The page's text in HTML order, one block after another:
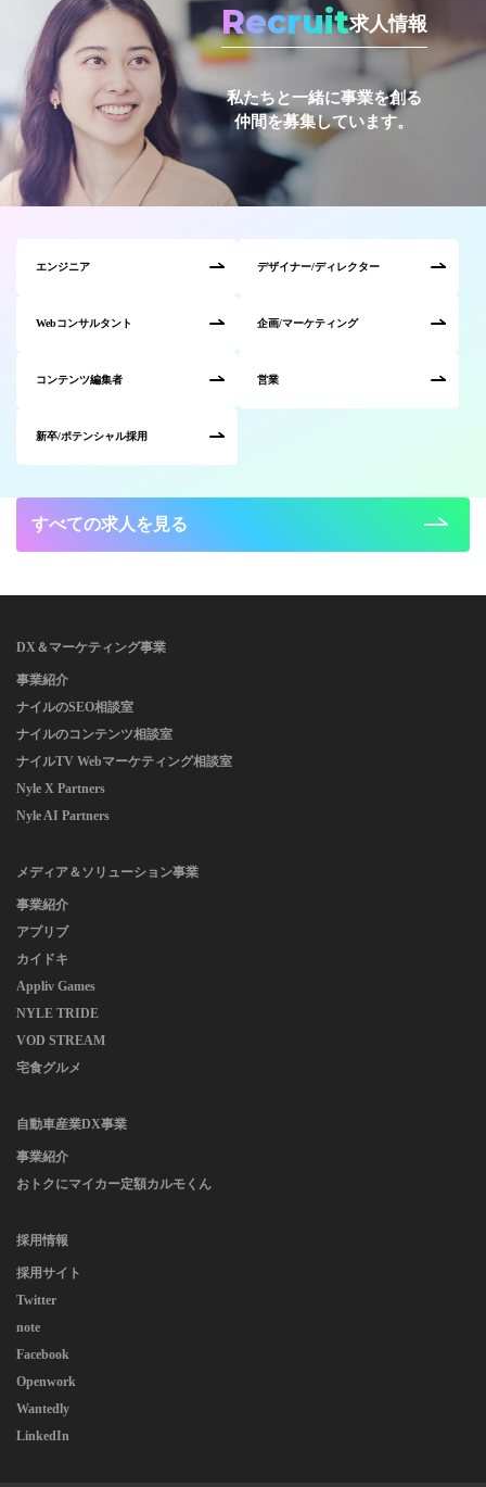
Recruit求人情報
私たちと一緒に事業を創る
仲間を募集しています。
エンジニア デザイナー/ディレクター
Webコンサルタント 企画/マーケティング
コンテンツ編集者 営業
新卒/ポテンシャル採用
すべての求人を見る
DX＆マーケティング事業
事業紹介
ナイルのSEO相談室
ナイルのコンテンツ相談室
ナイルTV Webマーケティング相談室
Nyle X Partners
Nyle AI Partners
メディア＆ソリューション事業
事業紹介
アプリブ
カイドキ
Appliv Games
NYLE TRIDE
VOD STREAM
宅食グルメ
自動車産業DX事業
事業紹介
おトクにマイカー定額カルモくん
採用情報
採用サイト
Twitter
note
Facebook
Openwork
Wantedly
LinkedIn